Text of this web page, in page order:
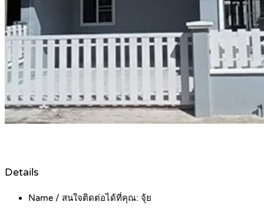
Details
Name / สนใจติดต่อได้ที่คุณ: จุ้ย